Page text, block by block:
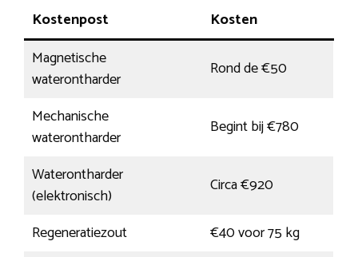
Kostenpost
Kosten
Magnetische
waterontharder
Rond de €50
Mechanische
waterontharder
Begint bij €780
Waterontharder
(elektronisch)
Circa €920
Regeneratiezout
€40 voor 75 kg